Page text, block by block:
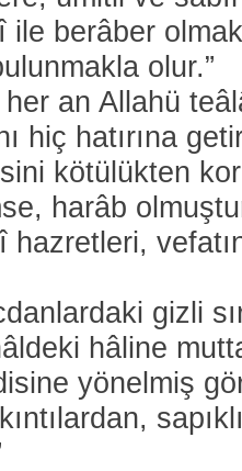
ile berâber
olur.”
her an Allahü
hiç hatırına
kötülükten
harâb
gizli
hâline
yönelmiş